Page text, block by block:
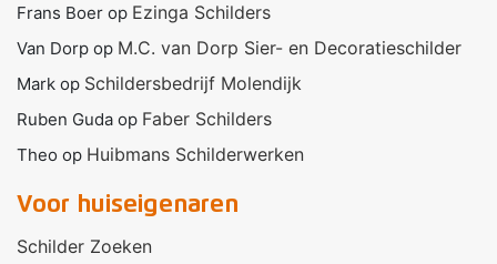
Frans Boer op Ezinga Schilders
Van Dorp op M.C. van Dorp Sier- en Decoratieschilder
Mark op Schildersbedrijf Molendijk
Ruben Guda op Faber Schilders
Theo op Huibmans Schilderwerken
Voor huiseigenaren
Schilder Zoeken